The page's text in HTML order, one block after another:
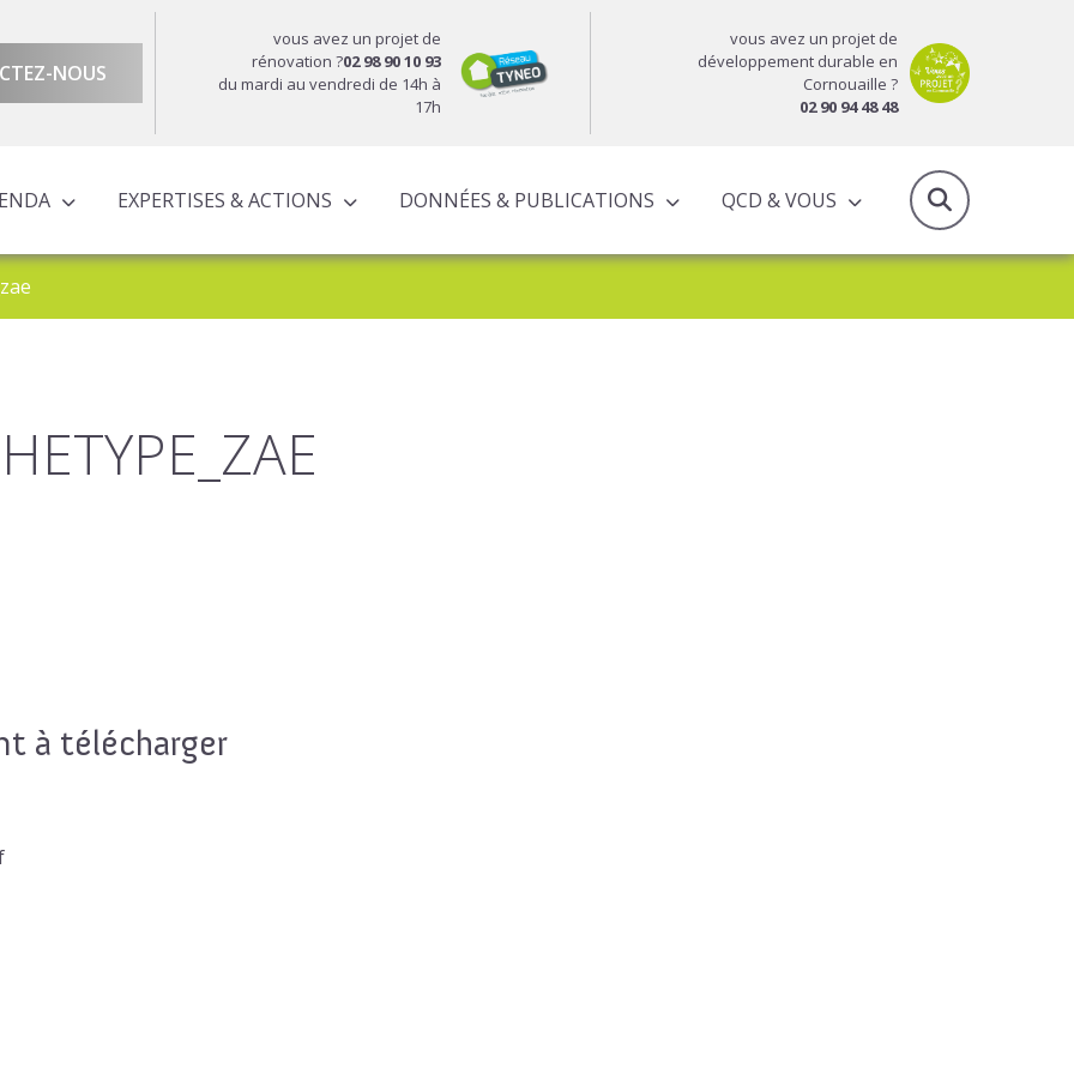
NOUS
vous avez un projet de
rénovation ?02 98 90 10 93
du mardi au vendredi de 14h à
17h
vous avez un projet de
développement durable en
Cornouaille ?
02 90 94 48 48
EXPERTISES & ACTIONS DONNÉES & PUBLICATIONS QCD & VOUS
à télécharger